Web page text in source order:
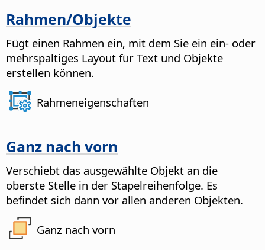
Rahmen/Objekte
Fügt einen Rahmen ein, mit dem Sie ein ein- oder
mehrspaltiges Layout für Text und Objekte
erstellen können.
Rahmeneigenschaften
Ganz nach vorn
Verschiebt das ausgewählte Objekt an die
oberste Stelle in der Stapelreihenfolge. Es
befindet sich dann vor allen anderen Objekten.
Ganz nach vorn